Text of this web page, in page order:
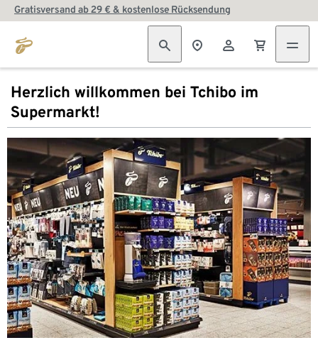
Gratisversand ab 29 € & kostenlose Rücksendung
Herzlich willkommen bei Tchibo im
Supermarkt!